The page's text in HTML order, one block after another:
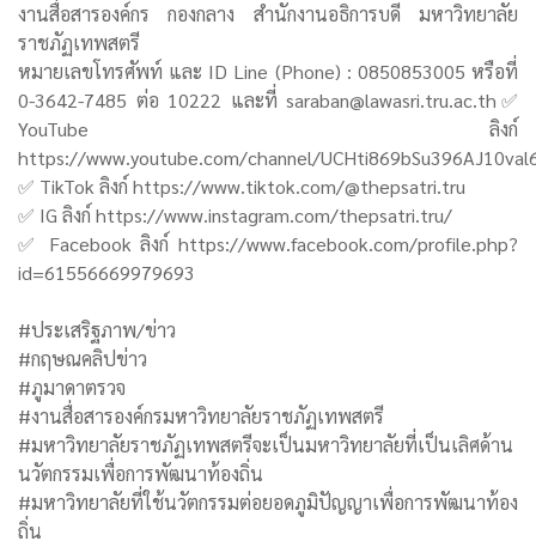
งานสื่อสารองค์กร กองกลาง สำนักงานอธิการบดี มหาวิทยาลัย
ราชภัฏเทพสตรี
หมายเลขโทรศัพท์ และ ID Line (Phone) : 0850853005 หรือที่
0-3642-7485 ต่อ 10222 และที่ saraban@lawasri.tru.ac.th✅
YouTube ลิงก์
https://www.youtube.com/channel/
✅ TikTok ลิงก์ https://www.tiktok.com/@thepsatri.tru
✅ IG ลิงก์ https://www.instagram.com/thepsatri.tru/
✅ Facebook ลิงก์ https://www.facebook.com/profile.php?
id=61556669979693
#ประเสริฐภาพ/ข่าว
#กฤษณคลิปข่าว
#ภูมาดาตรวจ
#งานสื่อสารองค์กรมหาวิทยาลัยราชภัฏเทพสตรี
#มหาวิทยาลัยราชภัฏเทพสตรีจะเป็นมหาวิทยาลัยที่เป็นเลิศด้าน
นวัตกรรมเพื่อการพัฒนาท้องถิ่น
#มหาวิทยาลัยที่ใช้นวัตกรรมต่อยอดภูมิปัญญาเพื่อการพัฒนาท้อง
ถิ่น